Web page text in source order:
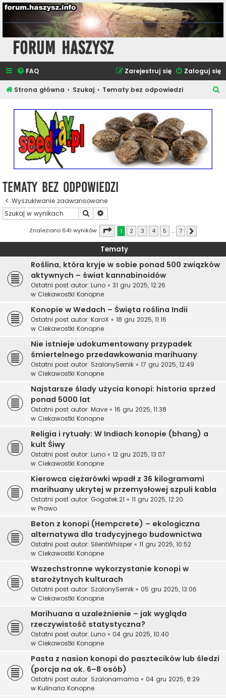
Forum Haszysz
FAQ Zaloguj się
Zarejestruj się
Strona główna Szukaj Tematy bez odpowiedzi
Tematy bez odpowiedzi
Wyszukiwanie zaawansowane
Szukaj
Znaleziono 641 wyników Strona1 7
1 2 3 4 5 … 7
Tematy
Roślina, która kryje w sobie ponad 500 związków
aktywnych – świat kannabinoidów
Ostatni post autor: Luno « 31 gru 2025, 12:26
w Ciekawostki Konopne
Konopie w Wedach – Święta roślina Indii
Ostatni post autor: KaroX « 18 gru 2025, 11:16
w Ciekawostki Konopne
Nie istnieje udokumentowany przypadek
śmiertelnego przedawkowania marihuany
Ostatni post autor: SzalonySernik « 17 gru 2025, 12:49
w Ciekawostki Konopne
Najstarsze ślady użycia konopi: historia sprzed
ponad 5000 lat
Ostatni post autor: Mave « 16 gru 2025, 11:38
w Ciekawostki Konopne
Religia i rytuały: W Indiach konopie (bhang) a
kult Śiwy
Ostatni post autor: Luno « 12 gru 2025, 13:07
w Ciekawostki Konopne
Kierowca ciężarówki wpadł z 36 kilogramami
marihuany ukrytej w przemysłowej szpuli kabla
Ostatni post autor: Gogatek.21 « 11 gru 2025, 12:20
w Prawo
Beton z konopi (Hempcrete) – ekologiczna
alternatywa dla tradycyjnego budownictwa
Ostatni post autor: SilentWhisper « 11 gru 2025, 10:52
w Ciekawostki Konopne
Wszechstronne wykorzystanie konopi w
starożytnych kulturach
Ostatni post autor: SzalonySernik « 05 gru 2025, 13:06
w Ciekawostki Konopne
Marihuana a uzależnienie – jak wygląda
rzeczywistość statystyczna?
Ostatni post autor: Luno « 04 gru 2025, 10:40
w Ciekawostki Konopne
Pasta z nasion konopi do pasztecików lub śledzi
(porcja na ok. 6–8 osób)
Ostatni post autor: Szalonamama « 04 gru 2025, 8:29
w Kulinaria Konopne